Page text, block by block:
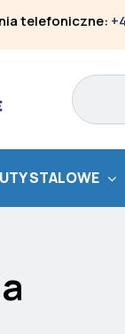
telefoniczne:
Search
STALOWE